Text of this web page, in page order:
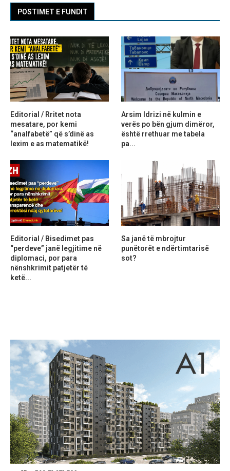
POSTIMET E FUNDIT
Editorial / Rritet nota
mesatare, por kemi
“analfabetë” që s’dinë as
lexim e as matematikë!
Arsim Idrizi në kulmin e
verës po bën gjum dimëror,
është rrethuar me tabela
pa...
Editorial / Bisedimet pas
“perdeve” janë legjitime në
diplomaci, por para
nënshkrimit patjetër të
ketë...
Sa janë të mbrojtur
punëtorët e ndërtimtarisë
sot?